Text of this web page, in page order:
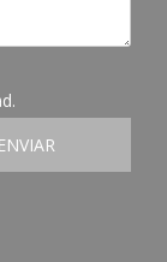
.
ENVIAR